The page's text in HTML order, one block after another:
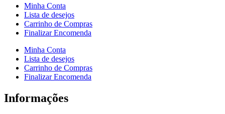
Minha Conta
Lista de desejos
Carrinho de Compras
Finalizar Encomenda
Minha Conta
Lista de desejos
Carrinho de Compras
Finalizar Encomenda
Informações